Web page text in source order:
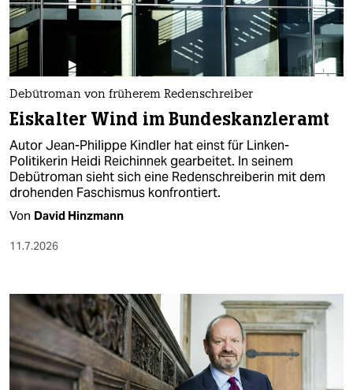
nord
wahrheit
verlag
verlag
veranstaltungen
shop
abo
genossenschaft
epaper login
Debütroman von früherem Redenschreiber
Eiskalter Wind im Bundeskanzleramt
Autor Jean-Philippe Kindler hat einst für Linken-
Politikerin Heidi Reichinnek gearbeitet. In seinem
Debütroman sieht sich eine Redenschreiberin mit dem
drohenden Faschismus konfrontiert.
Von David Hinzmann
11.7.2026